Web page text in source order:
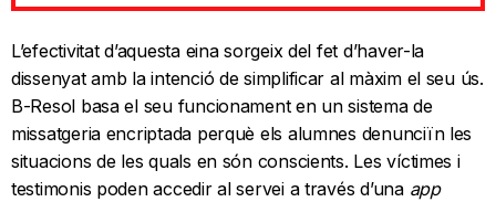
L’efectivitat d’aquesta eina sorgeix del fet d’haver-la
dissenyat amb la intenció de simplificar al màxim el seu ús.
B-Resol basa el seu funcionament en un sistema de
missatgeria encriptada perquè els alumnes denunciïn les
situacions de les quals en són conscients. Les víctimes i
testimonis poden accedir al servei a través d’una app